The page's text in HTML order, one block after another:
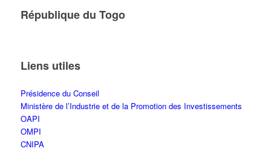
République du Togo
Liens utiles
Présidence du Conseil
Ministère de l’Industrie et de la Promotion des Investissements
OAPI
OMPI
CNIPA